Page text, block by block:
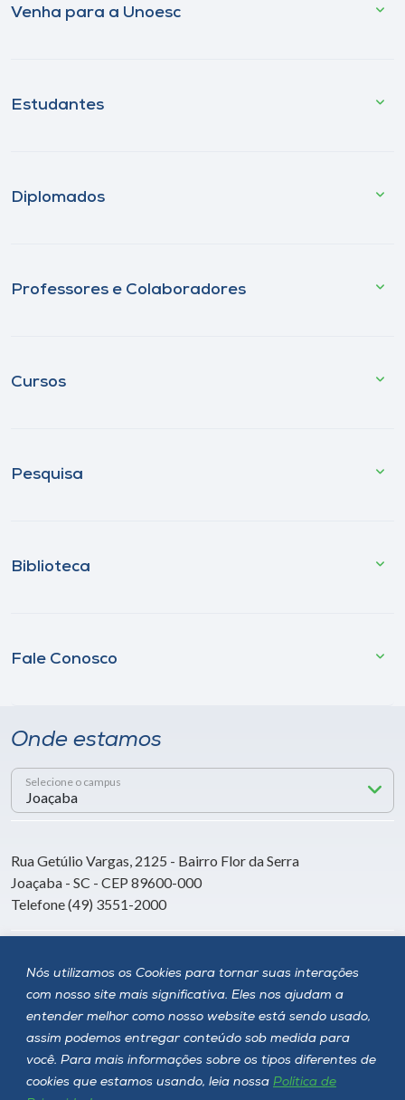
Nós utilizamos os Cookies para tornar suas interações
com nosso site mais significativa. Eles nos ajudam a
entender melhor como nosso website está sendo usado,
assim podemos entregar conteúdo sob medida para
você. Para mais informações sobre os tipos diferentes de
cookies que estamos usando, leia nossa Política de
Venha para a Unoesc
Estudantes
Diplomados
Professores e Colaboradores
Cursos
Pesquisa
Biblioteca
Fale Conosco
Onde estamos
Selecione o campus
Rua Getúlio Vargas, 2125 - Bairro Flor da Serra
Joaçaba - SC - CEP 89600-000
Telefone (49) 3551-2000
Siga a Unoesc